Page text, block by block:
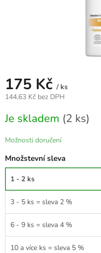
175 Kč / ks
144,63 Kč bez DPH
cena:
Je skladem (2 ks)
Možnosti doručení
Množstevní sleva
1 - 2 ks
3 - 5 ks = sleva 2 %
6 - 9 ks = sleva 4 %
10 a více ks = sleva 5 %